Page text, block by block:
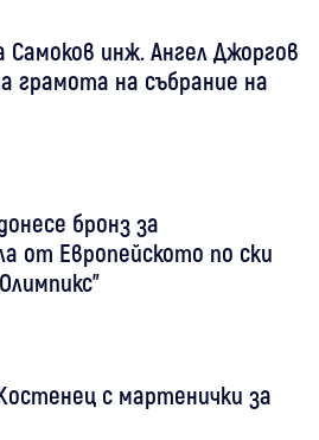
инж. Ангел Джоргов
грамота на събрание на
бронз за
от Европейското по ски
с мартенички за